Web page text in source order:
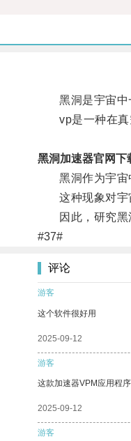
黑洞是宇宙中一
vp是一种在真空
黑洞加速器官网下
黑洞作为宇宙中
这种现象对宇宙
因此，研究黑洞
#37#
评论
游客
这个软件很好用
2025-09-12
游客
这款加速器VPM应用程
2025-09-12
游客